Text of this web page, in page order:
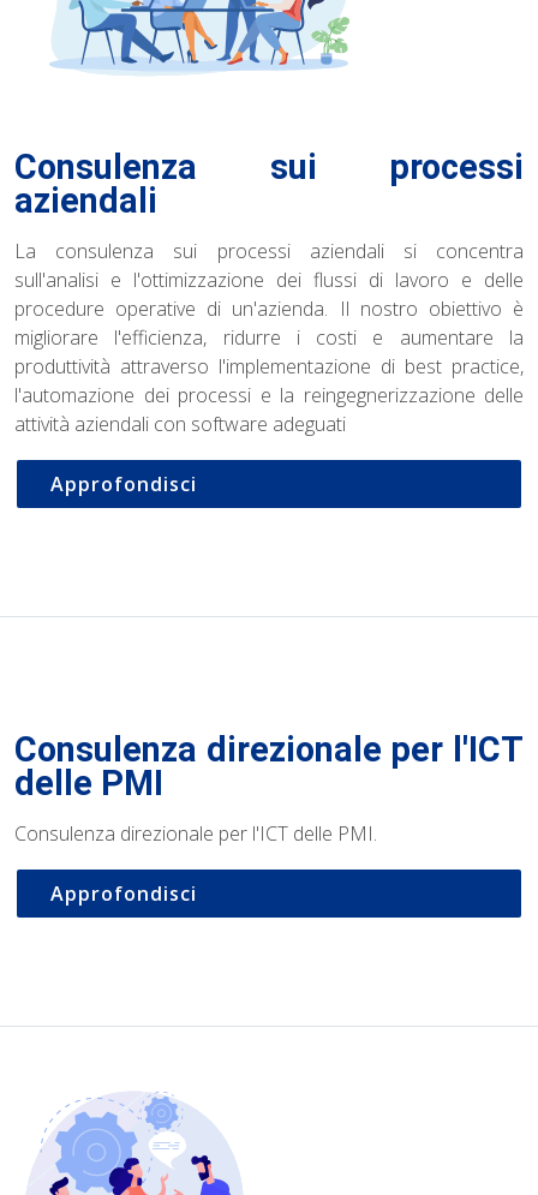
Consulenza sui processi
aziendali
La consulenza sui processi aziendali si concentra
sull'analisi e l'ottimizzazione dei flussi di lavoro e delle
procedure operative di un'azienda. Il nostro obiettivo è
migliorare l'efficienza, ridurre i costi e aumentare la
produttività attraverso l'implementazione di best practice,
l'automazione dei processi e la reingegnerizzazione delle
attività aziendali con software adeguati
Approfondisci
Consulenza direzionale per l'ICT
delle PMI
Consulenza direzionale per l'ICT delle PMI.
Approfondisci